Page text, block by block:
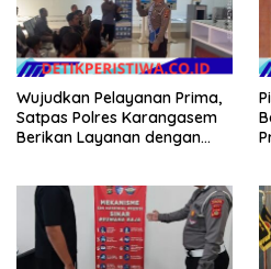
Wujudkan Pelayanan Prima,
Satpas Polres Karangasem
Berikan Layanan dengan